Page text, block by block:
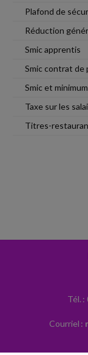
Plafond de
Réduction
Smic apprentis
Smic contrat de
Smic et
Taxe sur les
Titres-
Tél.
Courriel :